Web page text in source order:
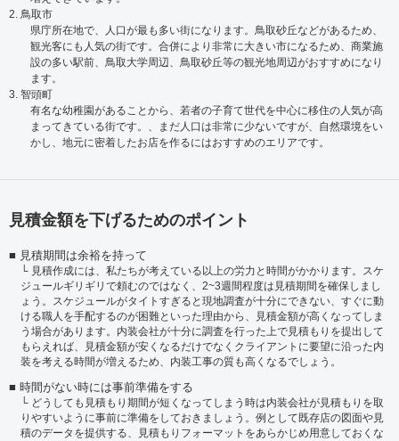
2. 鳥取市
県庁所在地で、人口が最も多い街になります。鳥取砂丘などがあるため、
観光客にも人気の街です。合併により非常に大きい市になるため、商業施
設の多い駅前、鳥取大学周辺、鳥取砂丘等の観光地周辺がおすすめになり
ます。
3. 智頭町
有名な幼稚園があることから、若者の子育て世代を中心に移住の人気が高
まってきている街です。、まだ人口は非常に少ないですが、自然環境をい
かし、地元に密着したお店を作るにはおすすめのエリアです。
見積金額を下げるためのポイント
見積期間は余裕を持って
見積作成には、私たちが考えている以上の労力と時間がかかります。スケ
ジュールギリギリで頼むのではなく、2~3週間程度は見積期間を確保しまし
ょう。スケジュールがタイトすぎると現地調査が十分にできない、すぐに動
ける職人を手配するのが困難といった理由から、見積金額が高くなってしま
う場合があります。内装会社が十分に調査を行った上で見積もりを提出して
もらえれば、見積金額が安くなるだけでなくクライアントに要望に沿った内
装を考える時間が増えるため、内装工事の質も高くなるでしょう。
時間がない時には事前準備をする
どうしても見積もり期間が短くなってしまう時は内装会社が見積もりを取
りやすいように事前に準備をしておきましょう。例として既存店の図面や見
積のデータを提供する、見積もりフォーマットをあらかじめ用意しておくな